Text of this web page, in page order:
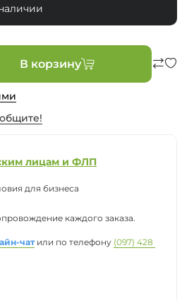
В корзину
лицам и ФЛП
для бизнеса
каждого заказа.
чатили по телефону (097) 428